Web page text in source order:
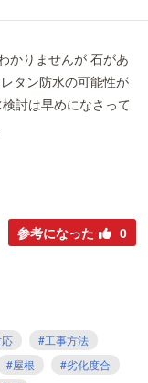
かりませんが 石があ
タン防水の可能性が
討は早めになさって
参考になった 0
#工事方法
#屋根
#劣化度合